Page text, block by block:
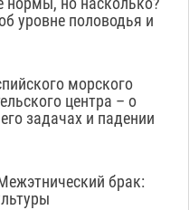
уровне половодья и
морского
центра – о
задачах и падении
брак: